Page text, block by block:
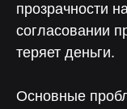
прозрачности
согласовании
теряет деньги.
Основные